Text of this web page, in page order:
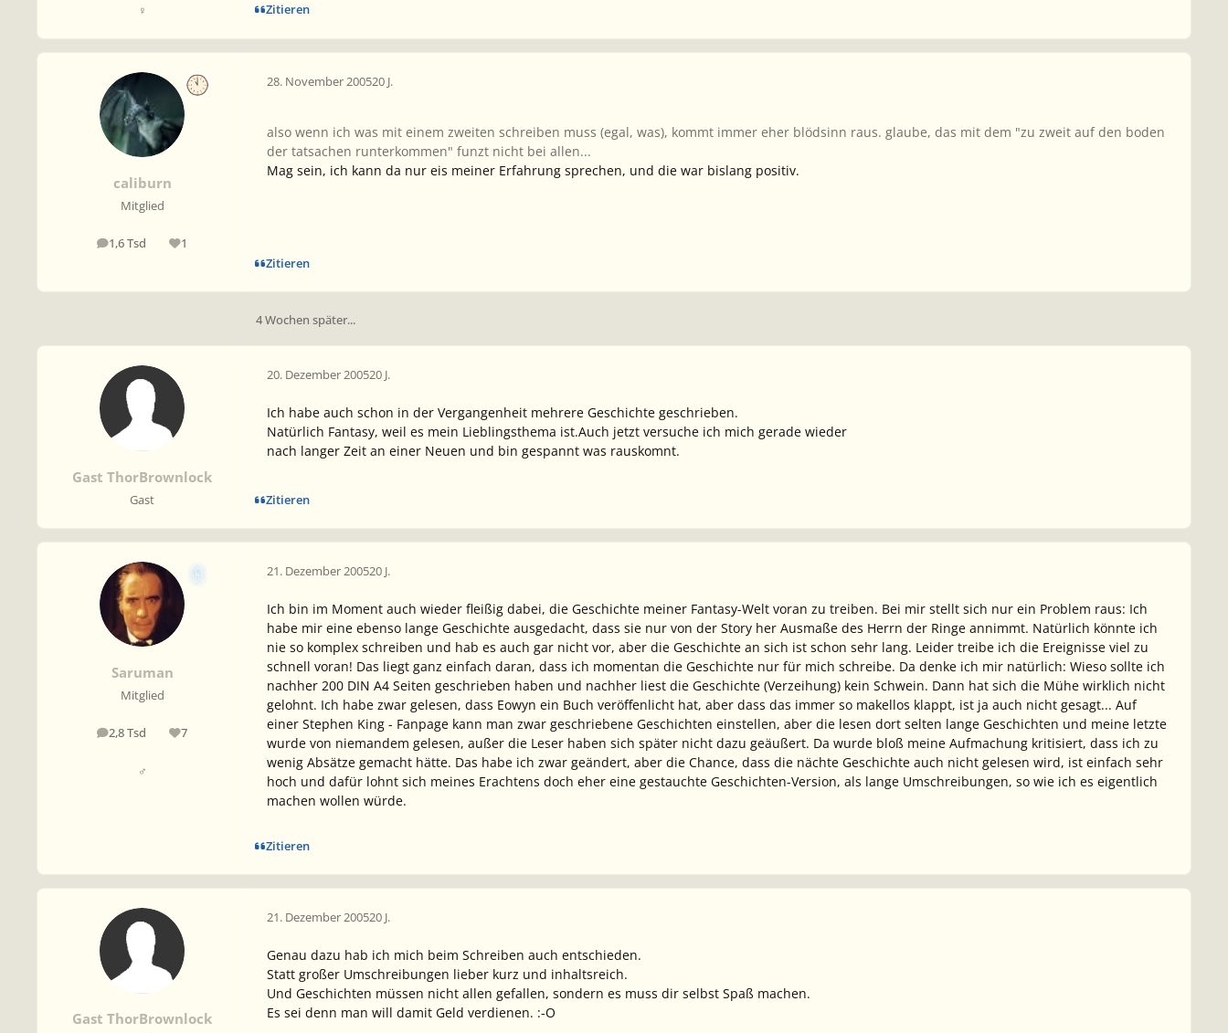
♀ Zitieren
caliburn
Mitglied
1,6 Tsd
Beiträge 1
Reputation
28. November 200520 J.
also wenn ich was mit einem zweiten schreiben muss (egal, was), kommt immer eher blödsinn raus. glaube, das mit dem "zu zweit auf den boden
der tatsachen runterkommen" funzt nicht bei allen...
Mag sein, ich kann da nur eis meiner Erfahrung sprechen, und die war bislang positiv.
Zitieren
4 Wochen später...
Gast ThorBrownlock
Gast
20. Dezember 200520 J.
Ich habe auch schon in der Vergangenheit mehrere Geschichte geschrieben.
Natürlich Fantasy, weil es mein Lieblingsthema ist.Auch jetzt versuche ich mich gerade wieder
nach langer Zeit an einer Neuen und bin gespannt was rauskomnt.
Zitieren
Saruman
Mitglied
2,8 Tsd
Beiträge 7
Reputation
♂
21. Dezember 200520 J.
Ich bin im Moment auch wieder fleißig dabei, die Geschichte meiner Fantasy-Welt voran zu treiben. Bei mir stellt sich nur ein Problem raus: Ich
habe mir eine ebenso lange Geschichte ausgedacht, dass sie nur von der Story her Ausmaße des Herrn der Ringe annimmt. Natürlich könnte ich
nie so komplex schreiben und hab es auch gar nicht vor, aber die Geschichte an sich ist schon sehr lang. Leider treibe ich die Ereignisse viel zu
schnell voran! Das liegt ganz einfach daran, dass ich momentan die Geschichte nur für mich schreibe. Da denke ich mir natürlich: Wieso sollte ich
nachher 200 DIN A4 Seiten geschrieben haben und nachher liest die Geschichte (Verzeihung) kein Schwein. Dann hat sich die Mühe wirklich nicht
gelohnt. Ich habe zwar gelesen, dass Eowyn ein Buch veröffenlicht hat, aber dass das immer so makellos klappt, ist ja auch nicht gesagt... Auf
einer Stephen King - Fanpage kann man zwar geschriebene Geschichten einstellen, aber die lesen dort selten lange Geschichten und meine letzte
wurde von niemandem gelesen, außer die Leser haben sich später nicht dazu geäußert. Da wurde bloß meine Aufmachung kritisiert, dass ich zu
wenig Absätze gemacht hätte. Das habe ich zwar geändert, aber die Chance, dass die nächte Geschichte auch nicht gelesen wird, ist einfach sehr
hoch und dafür lohnt sich meines Erachtens doch eher eine gestauchte Geschichten-Version, als lange Umschreibungen, so wie ich es eigentlich
machen wollen würde.
Zitieren
Gast ThorBrownlock
21. Dezember 200520 J.
Genau dazu hab ich mich beim Schreiben auch entschieden.
Statt großer Umschreibungen lieber kurz und inhaltsreich.
Und Geschichten müssen nicht allen gefallen, sondern es muss dir selbst Spaß machen.
Es sei denn man will damit Geld verdienen. :-O